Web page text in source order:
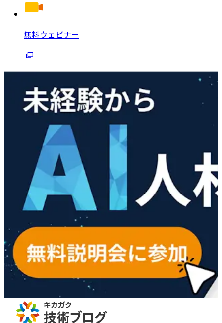
無料ウェビナー